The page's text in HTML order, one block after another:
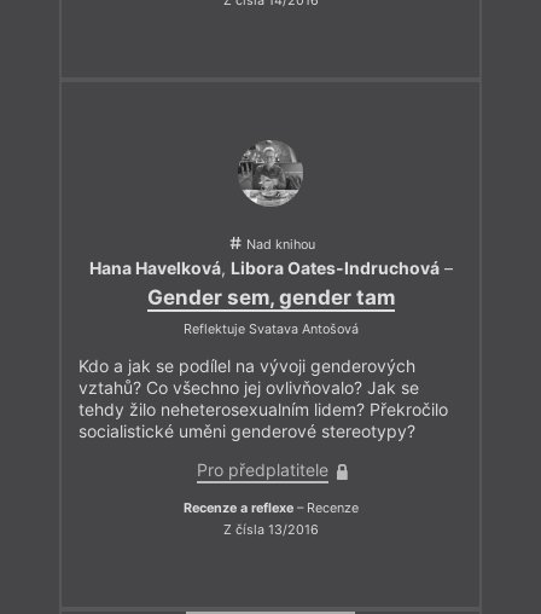
Nad knihou
Hana Havelková, Libora Oates-Indruchová–
Gender sem, gender tam
Reflektuje Svatava Antošová
Kdo a jak se podílel na vývoji genderových
vztahů? Co všechno jej ovlivňovalo? Jak se
tehdy žilo neheterosexualním lidem? Překročilo
socialistické uměni genderové stereotypy?
Pro předplatitele
Recenze a reflexe– Recenze
Z čísla 13/2016